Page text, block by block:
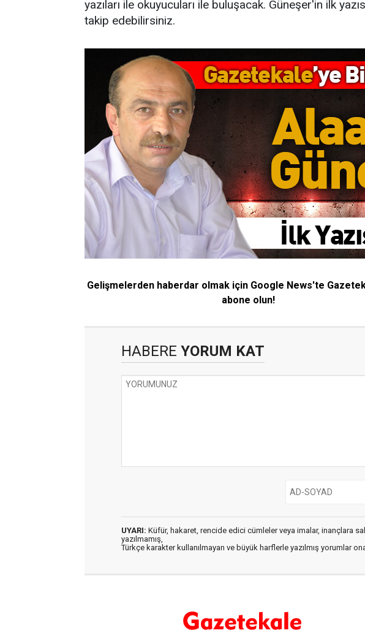
yazıları ile okuyucuları ile buluşacak. Güneşer'in ilk
takip edebilirsiniz.
Gelişmelerden haberdar olmak için Google News'te
abone olun!
HABERE YORUM KAT
UYARI: Küfür, hakaret, rencide edici cümleler veya imalar, inançlara
yazılmamış,
Türkçe karakter kullanılmayan ve büyük harflerle yazılmış yorumlar